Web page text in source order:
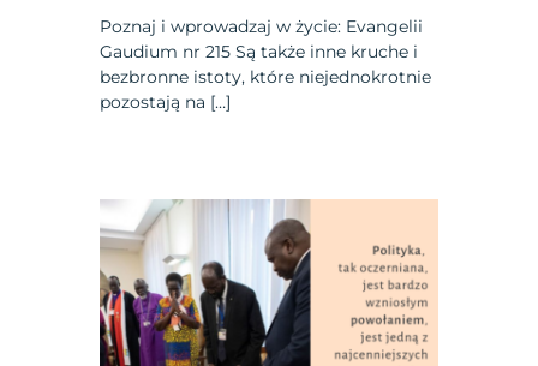
Poznaj i wprowadzaj w życie: Evangelii
Gaudium nr 215 Są także inne kruche i
bezbronne istoty, które niejednokrotnie
pozostają na […]